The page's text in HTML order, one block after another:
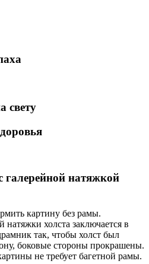
свету
натяжкой
картину без рамы.
натяжки холста заключается в
так, чтобы холст был
боковые стороны прокрашены.
не требует багетной рамы.